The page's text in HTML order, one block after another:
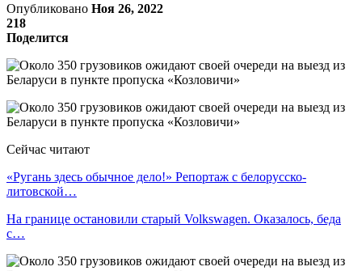
Опубликовано Ноя 26, 2022
218
Поделится
Сейчас читают
«Ругань здесь обычное дело!» Репортаж с белорусско-
литовской…
На границе остановили старый Volkswagen. Оказалось, беда
с…